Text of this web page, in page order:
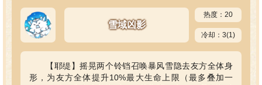
雪域凶影
热度：20
冷却：3(1)
【耶缇】摇晃两个铃铛召唤暴风雪隐去友方全体身
形，为友方全体提升10%最大生命上限（最多叠加一